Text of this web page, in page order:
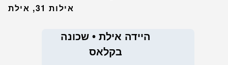
אילות 31, אילת
היידה אילת • שכונה
בקלאס